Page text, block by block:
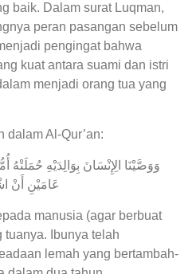
baik. Dalam surat Luqman,
peran pasangan sebelum
pengingat bahwa
kuat antara suami dan istri
menjadi orang tua yang
dalam Al-Qur’an:
وَوَصَّيْنَا الِإِنْسَانَ بِوَالِدَيْهِ
عَامَيْنِ أَنْ
manusia (agar berbuat
tuanya. Ibunya telah
lemah yang bertambah-